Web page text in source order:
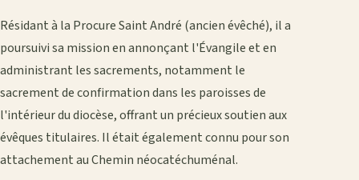
Résidant à la Procure Saint André (ancien évêché), il a
poursuivi sa mission en annonçant l'Évangile et en
administrant les sacrements, notamment le
sacrement de confirmation dans les paroisses de
l'intérieur du diocèse, offrant un précieux soutien aux
évêques titulaires. Il était également connu pour son
attachement au Chemin néocatéchuménal.